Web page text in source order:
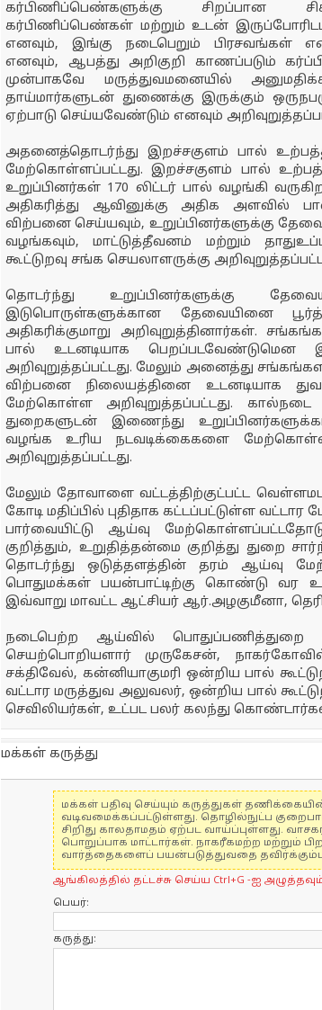
கர்பிணிப்பெண்களுக்கு சிறப்பான
கர்பிணிப்பெண்கள் மற்றும் உடன்
எனவும், இங்கு நடைபெறும் பிரசவங்கள்
எனவும், ஆபத்து அறிகுறி காணப்படும்
முன்பாகவே மருத்துவமனையில்
தாய்மார்களுடன் துணைக்கு இருக்கும்
ஏற்பாடு செய்யவேண்டும் எனவும்
அதனைத்தொடர்ந்து இறச்சகுளம் பால்
மேற்கொள்ளப்பட்டது. இறச்சகுளம் பால்
உறுப்பினர்கள் 170 லிட்டர் பால் வழங்கி
அதிகரித்து ஆவினுக்கு அதிக அளவில்
விற்பனை செய்யவும், உறுப்பினர்களுக்கு
வழங்கவும், மாட்டுத்தீவனம் மற்றும்
கூட்டுறவு சங்க செயலாளருக்கு
தொடர்ந்து உறுப்பினர்களுக்கு
இடுபொருள்களுக்கான தேவையினை
அதிகரிக்குமாறு அறிவுறுத்தினார்கள்.
பால் உடனடியாக பெறப்படவேண்டுமென
அறிவுறுத்தப்பட்டது. மேலும் அனைத்து
விற்பனை நிலையத்தினை உடனடியாக
மேற்கொள்ள அறிவுறுத்தப்பட்டது.
துறைகளுடன் இணைந்து
வழங்க உரிய நடவடிக்கைகளை
அறிவுறுத்தப்பட்டது.
மேலும் தோவாளை வட்டத்திற்குட்பட்ட வெள்ளமடம்
கோடி மதிப்பில் புதிதாக கட்டப்பட்டுள்ள
பார்வையிட்டு ஆய்வு
குறித்தும், உறுதித்தன்மை குறித்து துறை
தொடர்ந்து ஒடுத்தளத்தின் தரம் ஆய்வு
பொதுமக்கள் பயன்பாட்டிற்கு கொண்டு வர
இவ்வாறு மாவட்ட ஆட்சியர் ஆர்.அழகுமீனா,
நடைபெற்ற ஆய்வில் பொதுப்பணித்துறை
செயற்பொறியளார் முருகேசன்,
சக்திவேல், கன்னியாகுமரி ஒன்றிய பால்
வட்டார மருத்துவ அலுவலர், ஒன்றிய பால்
செவிலியர்கள், உட்பட பலர் கலந்து
மக்கள் கருத்து
மக்கள் பதிவு செய்யும் கருத்துகள்
வடிவமைக்கப்பட்டுள்ளது. தொழில்நுட்ப
சிறிது காலதாமதம் ஏற்பட வாய்ப்புள்ளது.
பொறுப்பாக மாட்டார்கள். நாகரீகமற்ற மற்றும்
வார்த்தைகளைப் பயன்படுத்துவதை
ஆங்கிலத்தில் தட்டச்சு செய்ய Ctrl+G -ஐ
பெயர்:
கருத்து: